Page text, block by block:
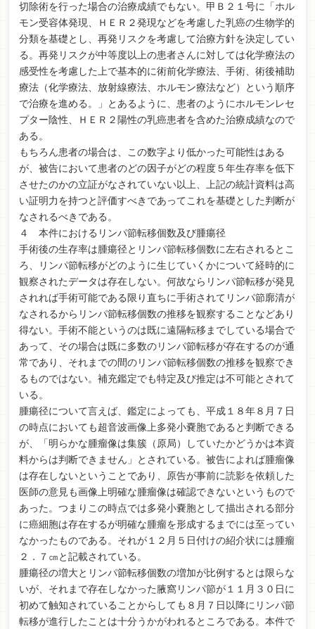
切除術を行った場合の治療成績でもない。甲Ｂ２１号に「ホル
モン受容体発現、ＨＥＲ２発現などを考慮した乳癌の生物学的
分類を基礎とし、再発リスクを考慮して治療方針を決定してい
る。再発リスクが中等度以上の患者さんに対しては化学療法の
感受性を考慮した上で基本的に術前化学療法、手術、術後補助
療法（化学療法、放射線療法、ホルモン療法など）という順序
で治療を進める。」とあるように、患者のようにホルモンレセ
プター陰性、ＨＥＲ２陽性の乳癌患者を含めた治療成績なので
ある。
もちろん患者の場合は、この数字より低かった可能性はある
が、被告において患者のどの因子がどの程度５年生存率を低下
させたのかの立証がなされていない以上、上記の統計資料は高
い証明力を持つと評価すべきであってこれを基礎とした判断が
なされるべきである。
４ 本件におけるリンパ節転移個数及び腫瘍径
手術後の生存率は腫瘍径とリンパ節転移個数に左右されるとこ
ろ、リンパ節転移がどのように生じていくかについて経時的に
観察されたデータは存在しない。何故ならリンパ節転移が発見
されれば手術可能である限り直ちに手術されてリンパ節廓清が
なされるからリンパ節転移個数の推移を観察することなどあり
得ない。手術不能というのは既に遠隔転移までしている場合で
あって、その場合は既に多数のリンパ節転移が存在するのが通
常であり、それまでの間のリンパ節転移個数の推移を観察でき
るものではない。補充鑑定でも特定及び推定は不可能とされて
いる。
腫瘍径について言えば、鑑定によっても、平成１８年８月７日
の時点においても超音波画像上多発小嚢胞であると判断できる
が、「明らかな腫瘤像は集簇（原局）していたかどうかは本資
料からは判断できません」とされている。被告によれば腫瘤像
は存在しないということであり、原告が事前に読影を依頼した
医師の意見も画像上明確な腫瘤像は確認できないというもので
あった。つまりこの時点では多発小嚢胞として描出される部分
に癌細胞は存在するが明確な腫瘤を形成するまでには至ってい
なかったものである。それが１２月５日付けの紹介状には腫瘤
２．７㎝と記載されている。
腫瘍径の増大とリンパ節転移個数の増加が比例するとは限らな
いが、それまで存在しなかった腋窩リンパ節が１１月３０日に
初めて触知されていることからしても８月７日以降にリンパ節
転移が進行したことは十分うかがわれるところである。本件で